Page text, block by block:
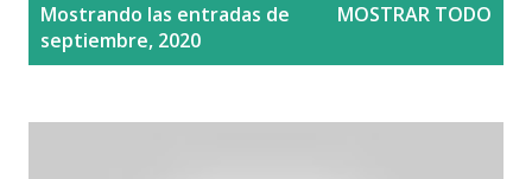
Mostrando las entradas de
septiembre, 2020
MOSTRAR TODO